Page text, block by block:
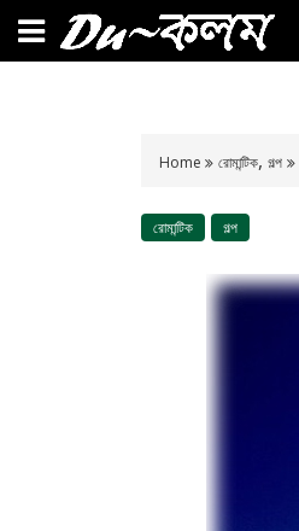
Home রোমান্টিক, গল্প
রোমান্টিক গল্প